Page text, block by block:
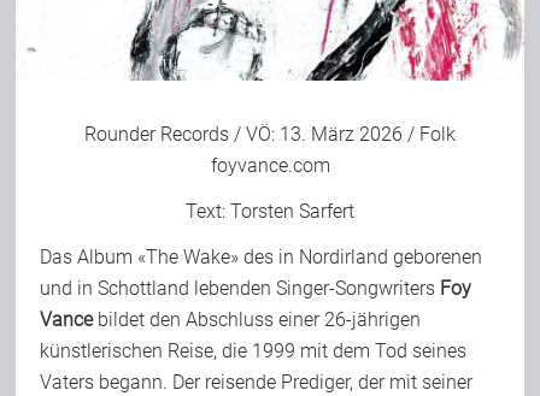
Rounder Records / VÖ: 13. März 2026 / Folk
foyvance.com
Text: Torsten Sarfert
Das Album «The Wake» des in Nordirland geborenen
und in Schottland lebenden Singer-Songwriters Foy
Vancebildet den Abschluss einer 26-jährigen
künstlerischen Reise, die 1999 mit dem Tod seines
Vaters begann. Der reisende Prediger, der mit seiner